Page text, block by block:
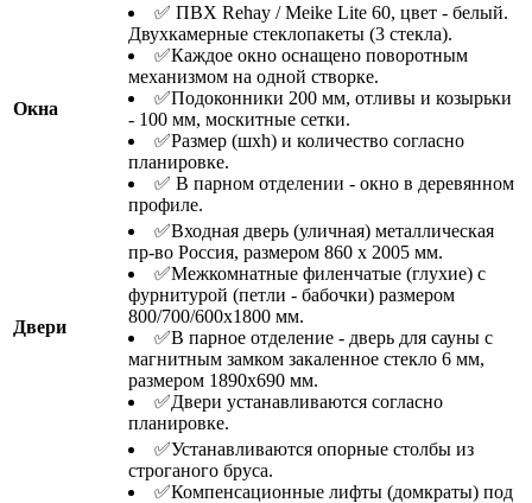
Окна
✅ ПВХ Rehay / Meike Lite 60, цвет - белый.
Двухкамерные стеклопакеты (3 стекла).
✅Каждое окно оснащено поворотным
механизмом на одной створке.
✅Подоконники 200 мм, отливы и козырьки
- 100 мм, москитные сетки.
✅Размер (шхh) и количество согласно
планировке.
✅ В парном отделении - окно в деревянном
профиле.
Двери
✅Входная дверь (уличная) металлическая
пр-во Россия, размером 860 х 2005 мм.
✅Межкомнатные филенчатые (глухие) с
фурнитурой (петли - бабочки) размером
800/700/600х1800 мм.
✅В парное отделение - дверь для сауны с
магнитным замком закаленное стекло 6 мм,
размером 1890х690 мм.
✅Двери устанавливаются согласно
планировке.
✅Устанавливаются опорные столбы из
строганого бруса.
✅Компенсационные лифты (домкраты) под